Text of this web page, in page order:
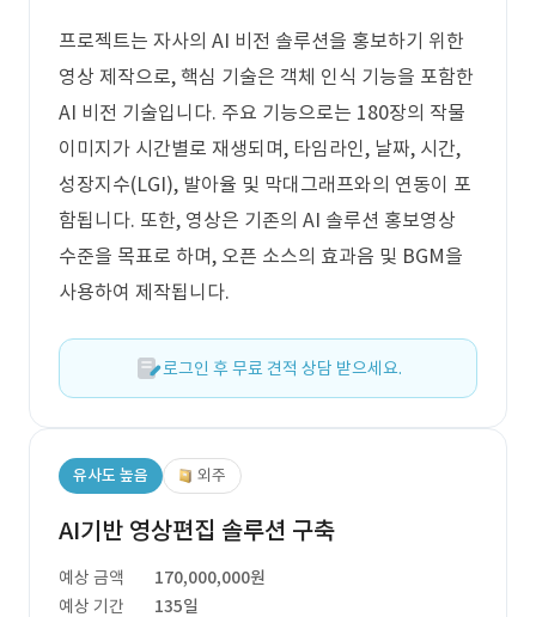
프로젝트는 자사의 AI 비전 솔루션을 홍보하기 위한
영상 제작으로, 핵심 기술은 객체 인식 기능을 포함한
AI 비전 기술입니다. 주요 기능으로는 180장의 작물
이미지가 시간별로 재생되며, 타임라인, 날짜, 시간,
성장지수(LGI), 발아율 및 막대그래프와의 연동이 포
함됩니다. 또한, 영상은 기존의 AI 솔루션 홍보영상
수준을 목표로 하며, 오픈 소스의 효과음 및 BGM을
사용하여 제작됩니다.
로그인 후 무료 견적 상담 받으세요.
유사도 높음 외주
AI기반 영상편집 솔루션 구축
예상 금액
170,000,000원
예상 기간
135일